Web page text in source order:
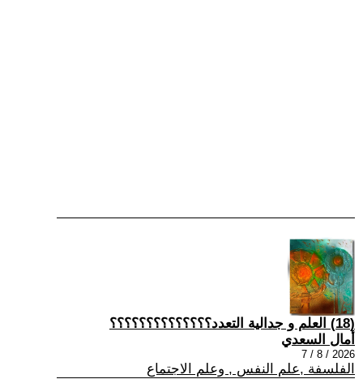
(18) العلم و جدالية التعدد؟؟؟؟؟؟؟؟؟؟؟؟؟؟
أمال السعدي
2026 / 8 / 7
الفلسفة ,علم النفس , وعلم الاجتماع